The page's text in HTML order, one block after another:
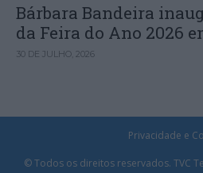
Bárbara Bandeira
da Feira do Ano 2026
30 DE JULHO, 2026
Privacidade e
© Todos os direitos reservados. TVC